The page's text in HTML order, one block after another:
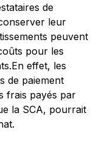
de
leur
peuvent
pour les
effet, les
de paiement
frais payés par
la SCA, pourrait